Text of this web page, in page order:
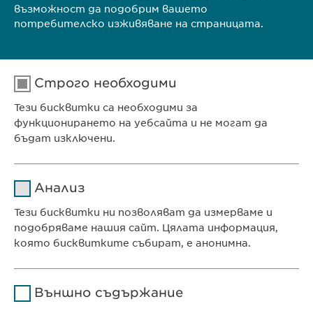
СЪБИТИЕТО
Ewopharma Ltd
ул. „8-ми декември“ № 13
възможност да подобрим вашето
потребителско изживяване на страницата.
Строго необходими
Тези бисквитки са необходими за
функционирането на уебсайта и не могат да
бъдат изключени.
Продължителност 1 година
Цел
Съхранява състоянието
бисквитките на
Анализ
Тези бисквитки ни позволяват да измерваме и
подобряваме нашия сайт. Цялата информация,
която бисквитките събират, е анонимна.
Външно съдържание